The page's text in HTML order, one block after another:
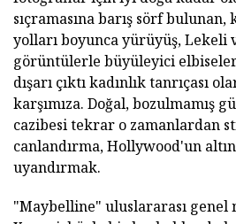
sıçramasına barış sörf
yolları boyunca yürüyüş, Lekeli
görüntülerle büyüleyici
dışarı çıktı kadınlık tanrıçası
karşımıza. Doğal, bozulmamış
cazibesi tekrar o zamanlardan
canlandırma, Hollywood'un
uyandırmak.
"Maybelline" uluslararası